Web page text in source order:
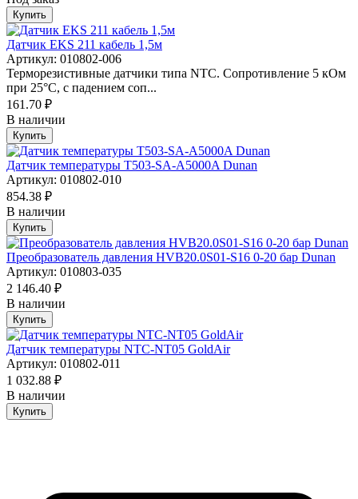
Купить
Датчик EKS 211 кабель 1,5м
Артикул: 010802-006
Терморезистивные датчики типа NTC. Сопротивление 5 кОм
при 25°С, с падением соп...
161.70 ₽
В наличии
Купить
Датчик температуры T503-SA-A5000A Dunan
Артикул: 010802-010
854.38 ₽
В наличии
Купить
Преобразователь давления HVB20.0S01-S16 0-20 бар Dunan
Артикул: 010803-035
2 146.40 ₽
В наличии
Купить
Датчик температуры NTC-NT05 GoldAir
Артикул: 010802-011
1 032.88 ₽
В наличии
Купить